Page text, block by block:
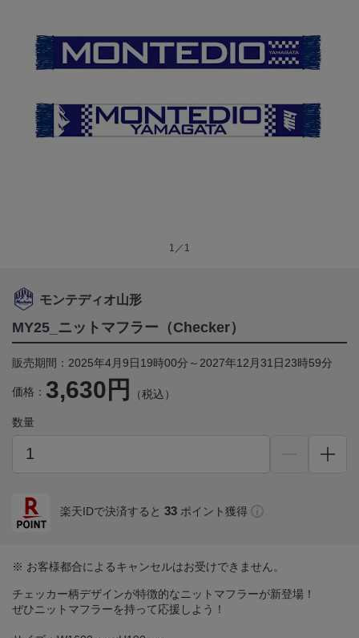
1／1
モンテディオ山形
MY25_ニットマフラー（Checker）
販売期間：2025年4月9日19時00分～2027年12月31日23時59分
価格： 3,630円 （税込）
数量
楽天IDで決済すると 33 ポイント獲得
※ お客様都合によるキャンセルはお受けできません。
チェッカー柄デザインが特徴的なニットマフラーが新登場！
ぜひニットマフラーを持って応援しよう！